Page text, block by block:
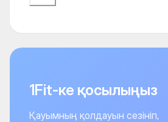
1Fit-ке қосылыңыз
Қауымның қолдауын сезініп,